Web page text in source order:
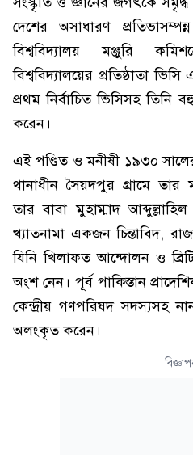
দেশের অসাধারণ
বিশ্ববিদ্যালয় মঞ্জুরি
বিশ্ববিদ্যালয়ের প্রতিষ্ঠাতা
প্রথম নির্বাচিত ভিসিসহ তিনি
করেন।
এই পণ্ডিত ও মনীষী ১৯৩০
থানাধীন সৈয়দপুর গ্রামে তার
তার বাবা মুহাম্মাদ
খ্যাতনামা একজন চিন্তাবিদ,
যিনি খিলাফত আন্দোলন ও
অংশ নেন। পূর্ব পাকিস্তান
কেন্দ্রীয় গণপরিষদ সদস্যসহ
অলংকৃত করেন।